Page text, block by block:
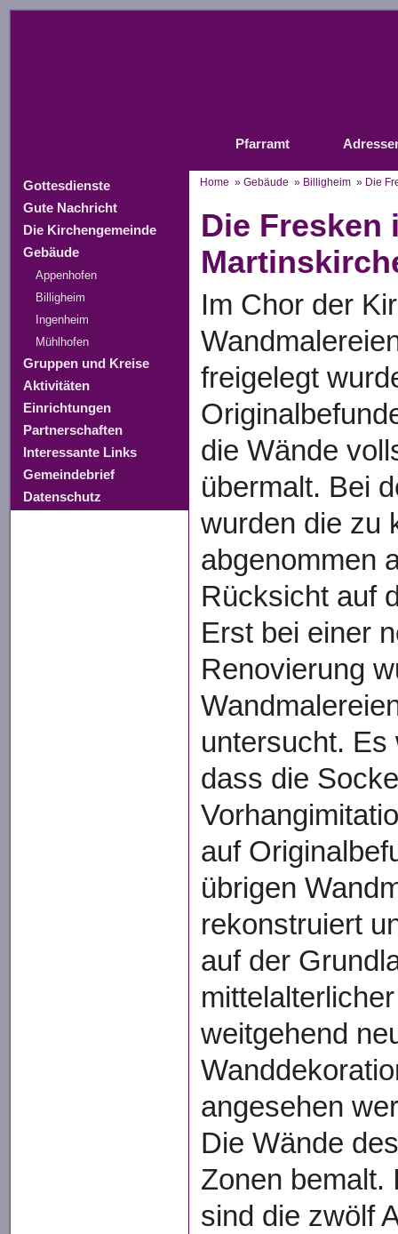
Pfarramt
Home » Gebäude » Billigheim» Die
Gottesdienste
Gute Nachricht
Die Kirchengemeinde
Gebäude
Appenhofen
Billigheim
Ingenheim
Mühlhofen
Gruppen und Kreise
Aktivitäten
Einrichtungen
Partnerschaften
Interessante Links
Gemeindebrief
Datenschutz
Die Fresken
Im Chor der
freigelegt
die Wände
übermalt. Bei
wurden die zu
abgenommen
Rücksicht auf
Erst bei einer
Renovierung
untersucht. Es
dass die
auf
übrigen
rekonstruiert
auf der
weitgehend
angesehen
Die Wände
Zonen bemalt.
sind die zwölf